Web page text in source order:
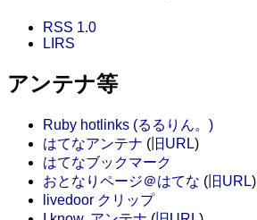
RSS 1.0
LIRS
アンテナ等
Ruby hotlinks (るるりん。)
はてなアンテナ ( 旧URL)
はてなブックマーク
おとなりページ＠はてな ( 旧URL)
livedoor クリップ